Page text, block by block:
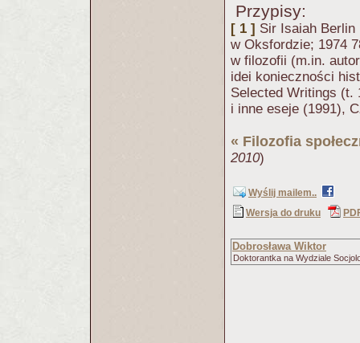
Przypisy:
[ 1 ] Sir Isaiah
w Oksfordzie; 1974
w filozofii (m.in.
idei konieczności
Selected Writings (t.
i inne eseje (1991),
« Filozofia
2010)
Wyślij mailem..
Wersja do druku
Dobrosława Wiktor
Doktorantka na Wydziale